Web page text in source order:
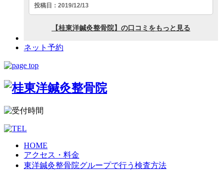
ネット予約
HOME
アクセス・料金
東洋鍼灸整骨院グループで行う検査方法